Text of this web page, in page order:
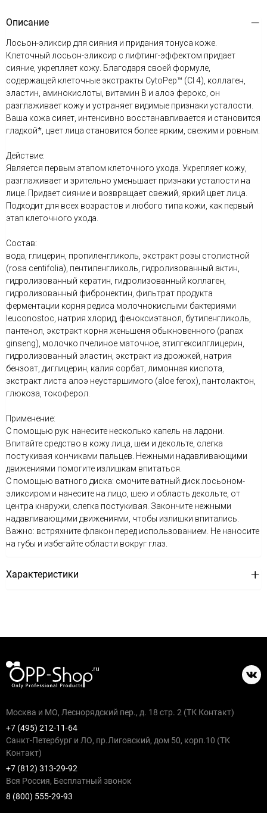
Описание
Лосьон-эликсир для сияния и придания тонуса коже.
Клеточный лосьон-эликсир с лифтинг-эффектом придает
сияние, укрепляет кожу. Благодаря своей формуле,
содержащей клеточные экстракты CytoPep™ (CI 4), коллаген,
эластин, аминокислоты, витамин В и алоэ ферокс, он
разглаживает кожу и устраняет видимые признаки усталости.
Ваша кожа сияет, интенсивно восстанавливается и становится
гладкой*, цвет лица становится более ярким, свежим и ровным.
Действие:
Является первым этапом клеточного ухода. Укрепляет кожу,
разглаживает и зрительно уменьшает признаки усталости на
лице. Придает сияние и возвращает свежий, яркий цвет лица.
Подходит для всех возрастов и любого типа кожи, как первый
этап клеточного ухода.
Состав:
вода, глицерин, пропиленгликоль, экстракт розы столистной
(rosa centifolia), пентиленгликоль, гидролизованный актин,
гидролизованный кератин, гидролизованный коллаген,
гидролизованный фибронектин, фильтрат продукта
ферментации корня редиса молочнокислыми бактериями
leuconostoc, натрия хлорид, феноксиэтанол, бутиленгликоль,
пантенол, экстракт корня женьшеня обыкновенного (panax
ginseng), молочко пчелиное маточное, этилгексилглицерин,
гидролизованный эластин, экстракт из дрожжей, натрия
бензоат, диглицерин, калия сорбат, лимонная кислота,
экстракт листа алоэ неустаршимого (aloe ferox), пантолактон,
глюкоза, токоферол.
Применение:
С помощью рук: нанесите несколько капель на ладони.
Впитайте средство в кожу лица, шеи и декольте, слегка
постукивая кончиками пальцев. Нежными надавливающими
движениями помогите излишкам впитаться.
С помощью ватного диска: смочите ватный диск лосьоном-
эликсиром и нанесите на лицо, шею и область декольте, от
центра кнаружи, слегка постукивая. Закончите нежными
надавливающими движениями, чтобы излишки впитались.
Важно: встряхните флакон перед использованием. Не наносите
на губы и избегайте области вокруг глаз.
Характеристики
Москва и МО, Леснорядский пер., д. 18 стр. 2 (ТК Контакт)
+7 (495) 212-11-64
Санкт-Петербург и ЛО, пр.Лиговский, дом 50, корп.10 (ТК
Контакт)
+7 (812) 313-29-92
Вся Россия, Бесплатный звонок
8 (800) 555-29-93